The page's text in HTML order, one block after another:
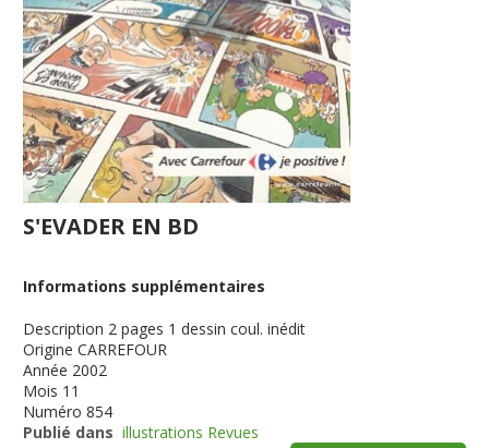
S'EVADER EN BD
Informations supplémentaires
Description 2 pages 1 dessin coul. inédit
Origine CARREFOUR
Année 2002
Mois 11
Numéro 854
Publié dans illustrations Revues